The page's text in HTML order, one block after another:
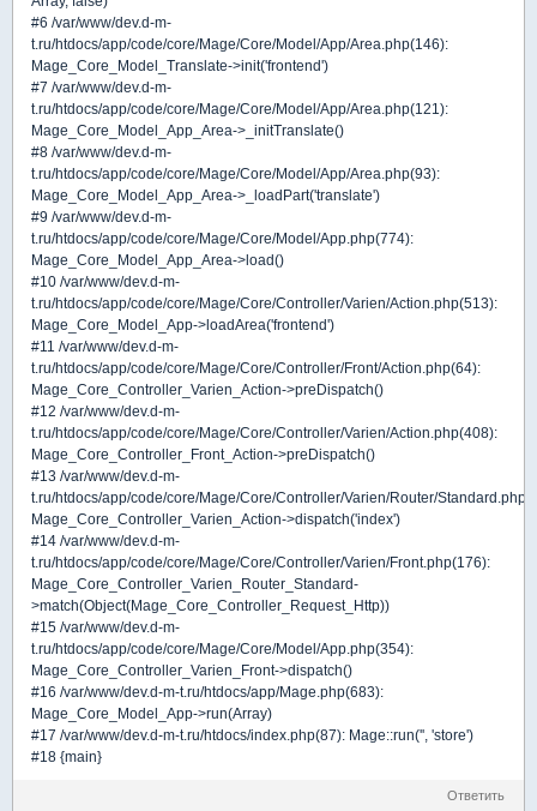
#6 /var/www/dev.d-m-
t.ru/htdocs/app/code/core/Mage/Core/Model/App/Area.php(146):
Mage_Core_Model_Translate->init('frontend')
#7 /var/www/dev.d-m-
t.ru/htdocs/app/code/core/Mage/Core/Model/App/Area.php(121):
Mage_Core_Model_App_Area->_initTranslate()
#8 /var/www/dev.d-m-
t.ru/htdocs/app/code/core/Mage/Core/Model/App/Area.php(93):
Mage_Core_Model_App_Area->_loadPart('translate')
#9 /var/www/dev.d-m-
t.ru/htdocs/app/code/core/Mage/Core/Model/App.php(774):
Mage_Core_Model_App_Area->load()
#10 /var/www/dev.d-m-
t.ru/htdocs/app/code/core/Mage/Core/Controller/Varien/Action.php(513):
Mage_Core_Model_App->loadArea('frontend')
#11 /var/www/dev.d-m-
t.ru/htdocs/app/code/core/Mage/Core/Controller/Front/Action.php(64):
Mage_Core_Controller_Varien_Action->preDispatch()
#12 /var/www/dev.d-m-
t.ru/htdocs/app/code/core/Mage/Core/Controller/Varien/Action.php(408):
Mage_Core_Controller_Front_Action->preDispatch()
#13 /var/www/dev.d-m-
t.ru/htdocs/app/code/core/Mage/Core/Controller/Varien/Router/
Mage_Core_Controller_Varien_Action->dispatch('index')
#14 /var/www/dev.d-m-
t.ru/htdocs/app/code/core/Mage/Core/Controller/Varien/Front.php(176):
Mage_Core_Controller_Varien_Router_Standard-
>match(Object(Mage_Core_Controller_Request_Http))
#15 /var/www/dev.d-m-
t.ru/htdocs/app/code/core/Mage/Core/Model/App.php(354):
Mage_Core_Controller_Varien_Front->dispatch()
#16 /var/www/dev.d-m-t.ru/htdocs/app/Mage.php(683):
Mage_Core_Model_App->run(Array)
#17 /var/www/dev.d-m-t.ru/htdocs/index.php(87): Mage::run('', 'store')
#18 {main}
Ответить